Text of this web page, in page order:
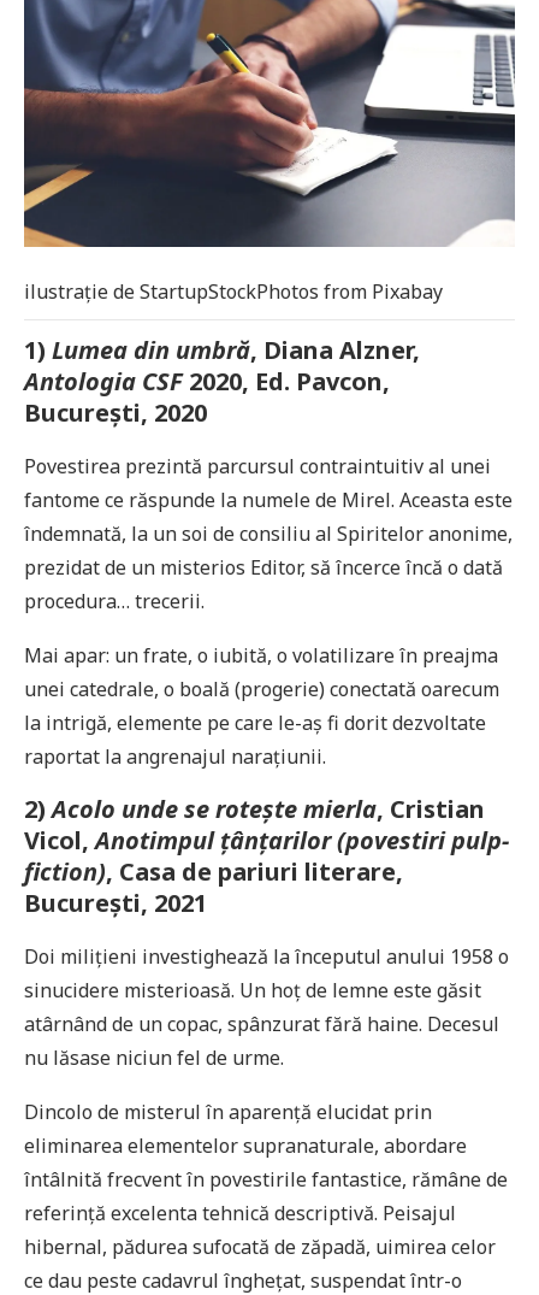
ilustrație de StartupStockPhotos from Pixabay
1) Lumea din umbră, Diana Alzner,
Antologia CSF2020, Ed. Pavcon,
București, 2020
Povestirea prezintă parcursul contraintuitiv al unei
fantome ce răspunde la numele de Mirel. Aceasta este
îndemnată, la un soi de consiliu al Spiritelor anonime,
prezidat de un misterios Editor, să încerce încă o dată
procedura… trecerii.
Mai apar: un frate, o iubită, o volatilizare în preajma
unei catedrale, o boală (progerie) conectată oarecum
la intrigă, elemente pe care le-aș fi dorit dezvoltate
raportat la angrenajul narațiunii.
2)Acolo unde se rotește mierla, Cristian
Vicol,Anotimpul țânțarilor (povestiri pulp-
fiction), Casa de pariuri literare,
București, 2021
Doi milițieni investighează la începutul anului 1958 o
sinucidere misterioasă. Un hoț de lemne este găsit
atârnând de un copac, spânzurat fără haine. Decesul
nu lăsase niciun fel de urme.
Dincolo de misterul în aparență elucidat prin
eliminarea elementelor supranaturale, abordare
întâlnită frecvent în povestirile fantastice, rămâne de
referință excelenta tehnică descriptivă. Peisajul
hibernal, pădurea sufocată de zăpadă, uimirea celor
ce dau peste cadavrul înghețat, suspendat într-o